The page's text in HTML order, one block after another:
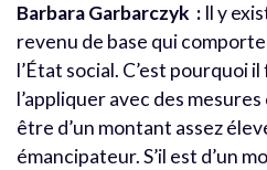
Barbara Garbarczyk : Il y
revenu de base qui
l’État social. C’est pourquoi
l’appliquer avec des
être d’un montant assez
émancipateur. S’il est d’un